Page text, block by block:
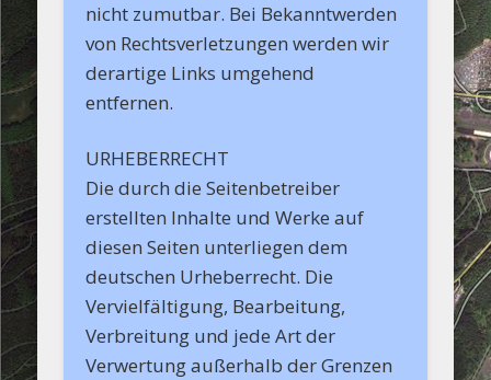
nicht zumutbar. Bei Bekanntwerden
von Rechtsverletzungen werden wir
derartige Links umgehend
entfernen.
URHEBERRECHT
Die durch die Seitenbetreiber
erstellten Inhalte und Werke auf
diesen Seiten unterliegen dem
deutschen Urheberrecht. Die
Vervielfältigung, Bearbeitung,
Verbreitung und jede Art der
Verwertung außerhalb der Grenzen